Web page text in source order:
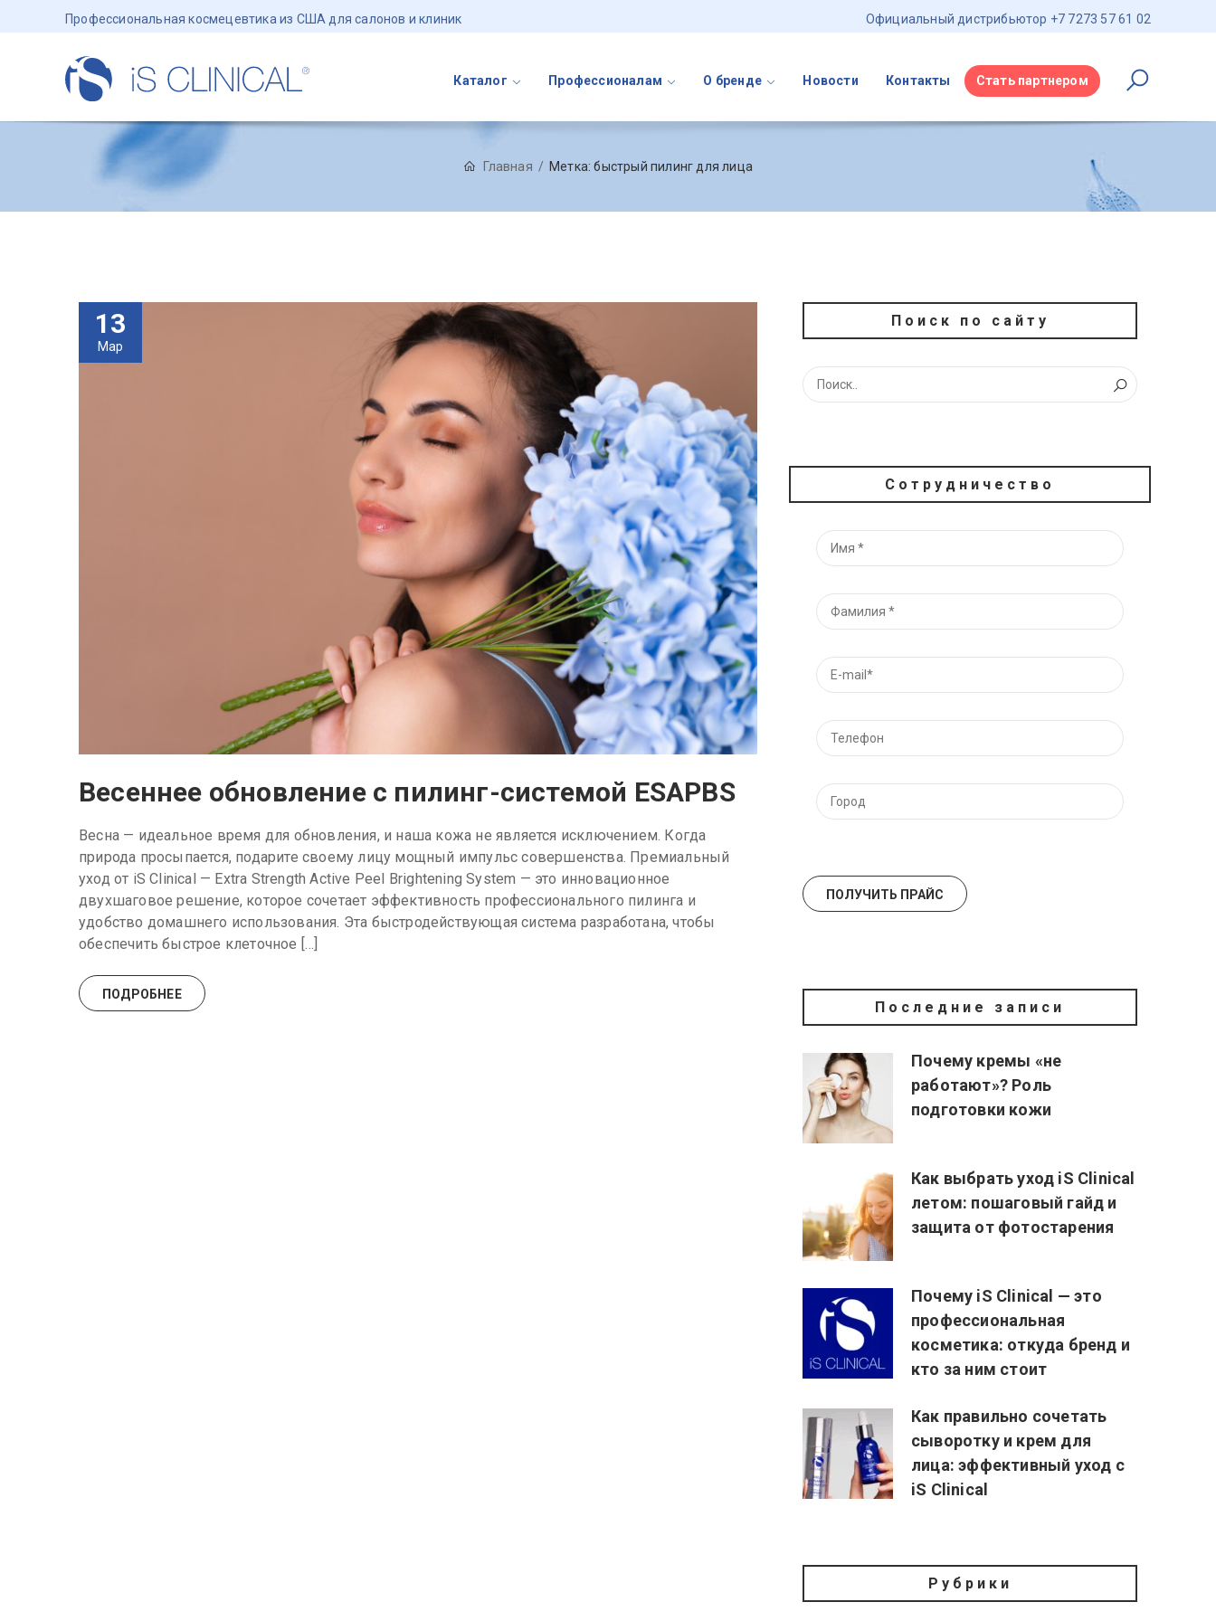
Профессиональная космецевтика из США для салонов и клиник Официальный дистрибьютор +7 7273 57 61 02
Каталог Профессионалам О бренде Новости Контакты Стать партнером
Главная Метка:быстрый пилинг для лица
13
Мар
Весеннее обновление с пилинг-системой ESAPBS
Весна — идеальное время для обновления, и наша кожа не является исключением. Когда
природа просыпается, подарите своему лицу мощный импульс совершенства. Премиальный
уход от iS Clinical — Extra Strength Active Peel Brightening System — это инновационное
двухшаговое решение, которое сочетает эффективность профессионального пилинга и
удобство домашнего использования. Эта быстродействующая система разработана, чтобы
обеспечить быстрое клеточное […]
ПОДРОБНЕЕ
Поиск по сайту
Сотрудничество
Последние записи
Почему кремы «не
работают»? Роль
подготовки кожи
Как выбрать уход iS Clinical
летом: пошаговый гайд и
защита от фотостарения
Почему iS Clinical — это
профессиональная
косметика: откуда бренд и
кто за ним стоит
Как правильно сочетать
сыворотку и крем для
лица: эффективный уход с
iS Clinical
Рубрики